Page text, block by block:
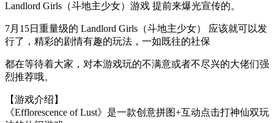
Landlord Girls（斗地主少女）游戏 提前来爆光宣传的。
7月15日重量级的 Landlord Girls（斗地主少女） 应该就可以发
行了，精彩的剧情有趣的玩法，一如既往的社保
都在等待着大家，对本游戏玩的不满意或者不尽兴的大佬们强
烈推荐哦。
【游戏介绍】
《Efflorescence of Lust》是一款创意拼图+互动点击打神仙双玩